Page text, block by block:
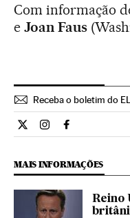
Com informação
e Joan Faus
Receba o boletim do
Internacional El País
Internacional El
Internacional
MAIS INFORMAÇÕES
Reino